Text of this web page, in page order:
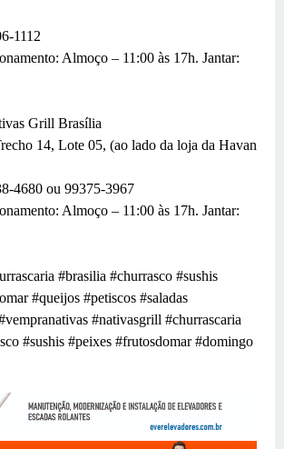
1112
Almoço – 11:00 às 17h. Jantar:
Grill Brasília
14, Lote 05, (ao lado da loja da Havan
4680 ou 99375-3967
Almoço – 11:00 às 17h. Jantar:
#brasilia #churrasco #sushis
#queijos #petiscos #saladas
#nativasgrill #churrascaria
#sushis #peixes #frutosdomar #domingo